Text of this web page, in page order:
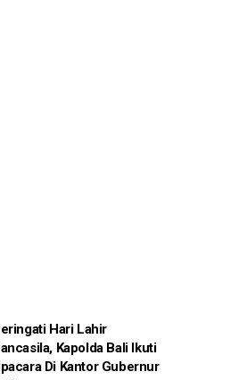
Hari Lahir
Kapolda Bali Ikuti
Di Kantor Gubernur